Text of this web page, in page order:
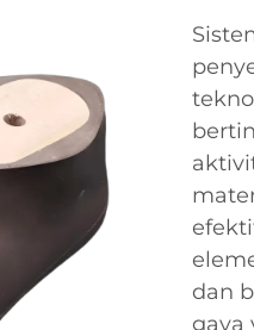
dan
gaya